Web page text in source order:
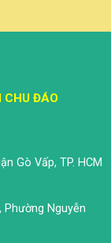
CHU ĐÁO
Gò Vấp, TP. HCM
Phường Nguyễn